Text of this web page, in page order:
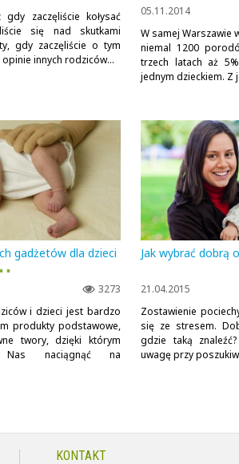
zaczęliście kołysać
się nad skutkami
gdy zaczęliście o tym
innych rodziców...
05.11.2014
W samej Warszawie
niemal 1200
trzech latach aż
jednym dzieckiem. Z
gadżetów dla dzieci
▪
3273
i dzieci jest bardzo
produkty podstawowe,
twory, dzięki którym
Nas naciągnąć na
Jak wybrać dobrą
21.04.2015
Zostawienie
się ze stresem.
gdzie taką
uwagę przy
KONTAKT